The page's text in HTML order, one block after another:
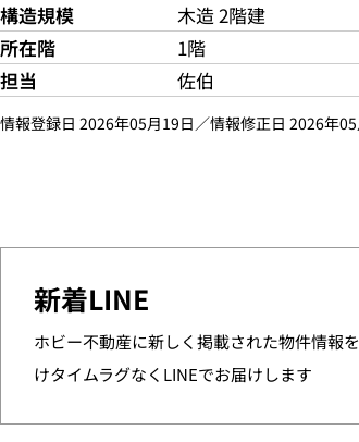
構造規模
木造 2階建
所在階
1階
担当
佐伯
情報登録日 2026年05月19日／情報修正日 2026年
新着LINE
ホビー不動産に新しく掲載された物件情報
けタイムラグなくLINEでお届けします